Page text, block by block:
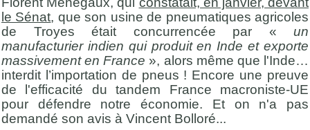
le Sénat, que son usine de pneumatiques agricoles
de Troyes était concurrencée par « un
manufacturier indien qui produit en Inde et exporte
massivement en France », alors même que l'Inde…
interdit l’importation de pneus ! Encore une preuve
de l'efficacité du tandem France macroniste-UE
pour défendre notre économie. Et on n'a pas
demandé son avis à Vincent Bolloré...